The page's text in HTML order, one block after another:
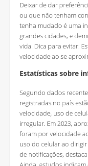
Deixar de dar
ou que não tenham
tenha mudado é uma
grandes cidades, e
vida. Dica para evitar:
velocidade ao se
Estatísticas sobre
Segundo dados
registradas no país
velocidade, uso de
irregular. Em 2023,
foram por velocidade
uso do celular ao
de notificações,